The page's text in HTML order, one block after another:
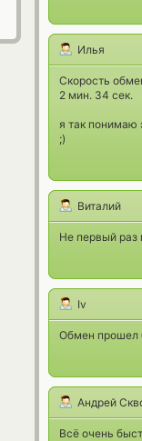
Илья
Скорость
2 мин. 34 сек.
я так понимаю
;)
Виталий
Не первый раз
Iv
Обмен прошел
Андрей
Всё очень